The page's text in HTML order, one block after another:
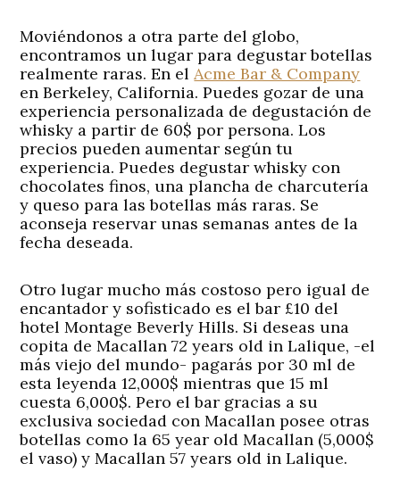
Moviéndonos a otra parte del globo,
encontramos un lugar para degustar botellas
realmente raras. En elAcme Bar & Company
en Berkeley, California. Puedes gozar de una
experiencia personalizada de degustación de
whisky a partir de 60$ por persona. Los
precios pueden aumentar según tu
experiencia. Puedes degustar whisky con
chocolates finos, una plancha de charcutería
y queso para las botellas más raras. Se
aconseja reservar unas semanas antes de la
fecha deseada.
Otro lugar mucho más costoso pero igual de
encantador y sofisticado es el bar £10 del
hotel Montage Beverly Hills. Si deseas una
copita de Macallan 72 years old in Lalique, -el
más viejo del mundo- pagarás por 30 ml de
esta leyenda 12,000$ mientras que 15 ml
cuesta 6,000$. Pero el bar gracias a su
exclusiva sociedad con Macallan posee otras
botellas como la 65 year old Macallan (5,000$
el vaso) y Macallan 57 years old in Lalique.